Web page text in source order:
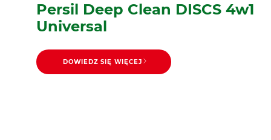
Persil Deep Clean DISCS 4w1
Universal
DOWIEDZ SIĘ WIĘCEJ